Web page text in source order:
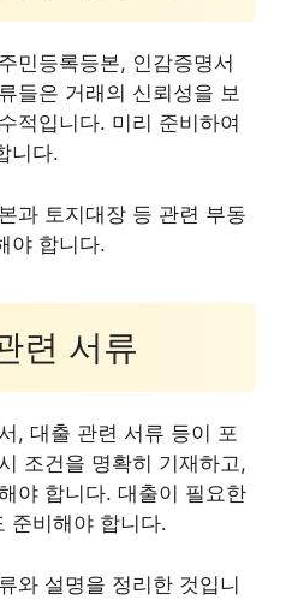
민등록등본, 인감증명서
들은 거래의 신뢰성을 보
적입니다. 미리 준비하여
니다.
과 토지대장 등 관련 부동
야 합니다.
련 서류
, 대출 관련 서류 등이 포
조건을 명확히 기재하고,
야 합니다. 대출이 필요한
준비해야 합니다.
와 설명을 정리한 것입니